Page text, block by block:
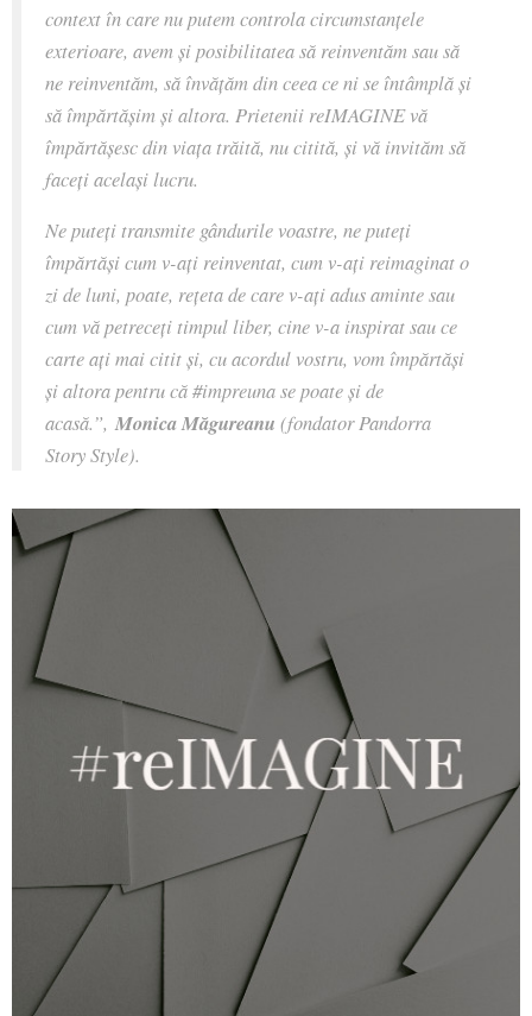
context în care nu putem controla circumstanțele
exterioare, avem și posibilitatea să reinventăm sau să
ne reinventăm, să învățăm din ceea ce ni se întâmplă și
să împărtășim și altora. Prietenii reIMAGINE vă
împărtășesc din viața trăită, nu citită, și vă invităm să
faceți același lucru.
Ne puteți transmite gândurile voastre, ne puteți
împărtăși cum v-ați reinventat, cum v-ați reimaginat o
zi de luni, poate, rețeta de care v-ați adus aminte sau
cum vă petreceți timpul liber, cine v-a inspirat sau ce
carte ați mai citit și, cu acordul vostru, vom împărtăși
și altora pentru că #impreuna se poate și de
acasă.”, Monica Măgureanu (fondator Pandorra
Story Style).